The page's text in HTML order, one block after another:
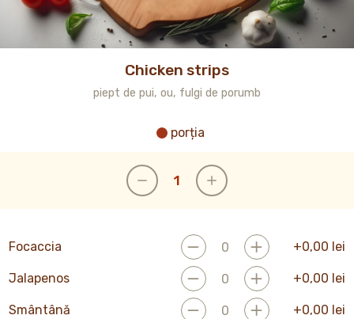
Chicken strips
piept de pui, ou, fulgi de porumb
porția
Focaccia +0,00 lei
Jalapenos +0,00 lei
Smântână +0,00 lei